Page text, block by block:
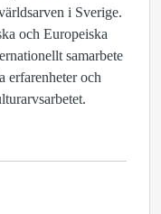
i Sverige.
och Europeiska
samarbete
erfarenheter och